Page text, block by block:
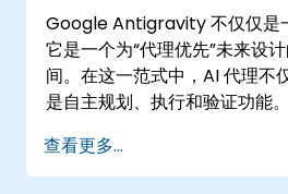
擦，让您的组织能够大规模实
NobleProg——您企业级AI解决
作伙伴
工作流原语，并建立鼓励扩展
点是从理论演示中走出，确保
可预测的、稳健的，并具备生
优化数据编排策略，使AI解决
场景中发挥所需的可靠性。
参与模式，以满足您的运营需
互式远程桌面环境促进远程实
Google Antigravity 不仅仅是
它是一个为“代理优先”未来设
间。在这一范式中，AI 代理不
是自主规划、执行和验证功能
统开发模式，进入一个复杂任
代理的战略框架。 我们的咨询
查看更多...